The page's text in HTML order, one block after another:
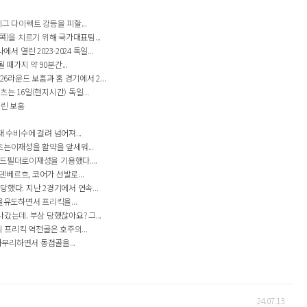
다이렉트 강등을 피할...
)을 치르기 위해 국가대표팀...
서 열린 2023-2024 독일...
때가지 약 90분간...
라운드 보훔과 홈 경기에서 2...
는 16일(현지시간) 독일...
보훔
수비수에 걸려 넘어져...
이재성을 활약을 앞세워...
필더로이재성을 기용했다....
베르흐, 코어가 선발로...
했다. 지난 2경기에서 연속...
도하면서 프리킥을...
는데. 부상 당했잖아요? 그...
프리킥 역전골은 호주의...
리하면서 동점골을...
24.07.13